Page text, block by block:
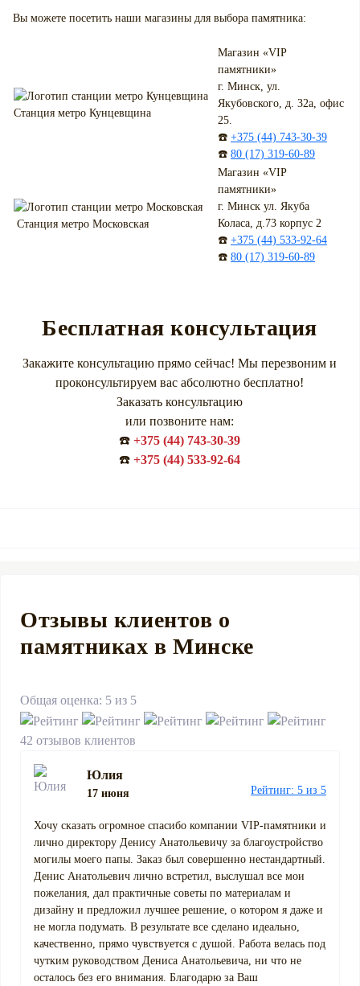
Вы можете посетить наши магазины для выбора памятника:
Станция метро Кунцевщина
Магазин «VIP
памятники»
г. Минск, ул.
Якубовского, д. 32а, офис
25.
☎️ +375 (44) 743-30-39
☎️ 80 (17) 319-60-89
Станция метро Московская
Магазин «VIP
памятники»
г. Минск ул. Якуба
Коласа, д.73 корпус 2
☎️ +375 (44) 533-92-64
☎️ 80 (17) 319-60-89
Бесплатная консультация
Закажите консультацию прямо сейчас! Мы перезвоним и
проконсультируем вас абсолютно бесплатно!
Заказать консультацию
или позвоните нам:
☎️ +375 (44) 743-30-39
☎️ +375 (44) 533-92-64
Отзывы клиентов о
памятниках в Минске
Общая оценка: 5 из 5
42 отзывов клиентов
Юлия
17 июня Рейтинг: 5 из 5
Хочу сказать огромное спасибо компании VIP-памятники и
лично директору Денису Анатольевичу за благоустройство
могилы моего папы. Заказ был совершенно нестандартный.
Денис Анатольевич лично встретил, выслушал все мои
пожелания, дал практичные советы по материалам и
дизайну и предложил лучшее решение, о котором я даже и
не могла подумать. В результате все сделано идеально,
качественно, прямо чувствуется с душой. Работа велась под
чутким руководством Дениса Анатольевича, ни что не
осталось без его внимания. Благодарю за Ваш